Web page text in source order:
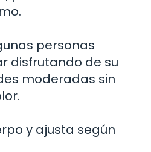
personas
disfrutando de su
moderadas sin
y ajusta según